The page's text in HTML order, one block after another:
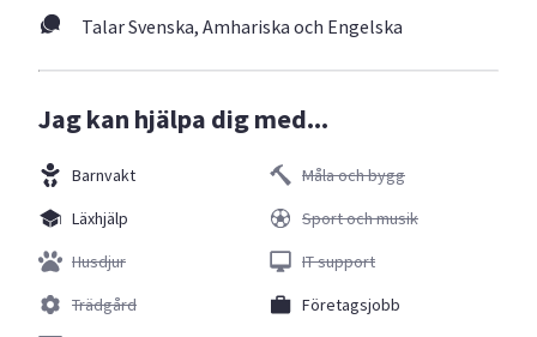
Talar Svenska, Amhariska och Engelska
Jag kan hjälpa dig med...
Barnvakt
Läxhjälp
Husdjur
Trädgård
Måla och bygg
Sport och musik
IT support
Företagsjobb